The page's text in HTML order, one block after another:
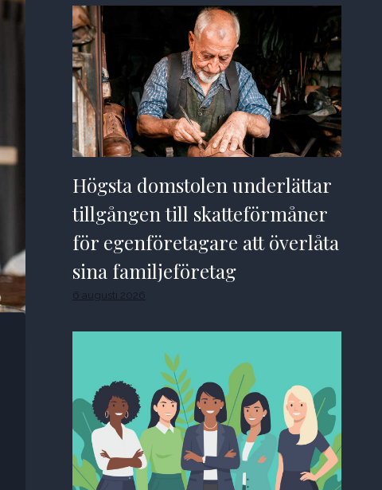
Högsta domstolen underlättar
tillgången till skatteförmåner
för egenföretagare att överlåta
sina familjeföretag
6 augusti 2026